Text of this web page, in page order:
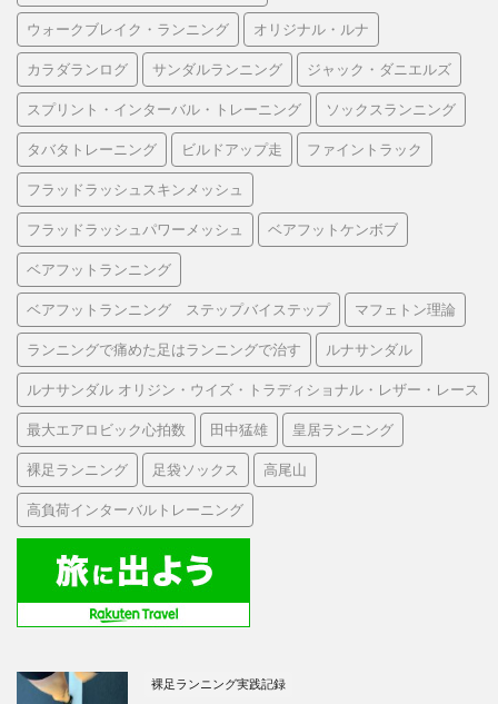
ウォークブレイク・ランニング オリジナル・ルナ
カラダランログ サンダルランニング ジャック・ダニエルズ
スプリント・インターバル・トレーニング ソックスランニング
タバタトレーニング ビルドアップ走 ファイントラック
フラッドラッシュスキンメッシュ
フラッドラッシュパワーメッシュ ベアフットケンボブ
ベアフットランニング
ベアフットランニング ステップバイステップ マフェトン理論
ランニングで痛めた足はランニングで治す ルナサンダル
ルナサンダル オリジン・ウイズ・トラディショナル・レザー・レース
最大エアロビック心拍数 田中猛雄 皇居ランニング
裸足ランニング 足袋ソックス 高尾山
高負荷インターバルトレーニング
裸足ランニング実践記録